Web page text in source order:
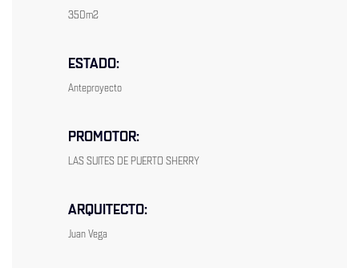
350m2
ESTADO:
Anteproyecto
PROMOTOR:
LAS SUITES DE PUERTO SHERRY
ARQUITECTO:
Juan Vega